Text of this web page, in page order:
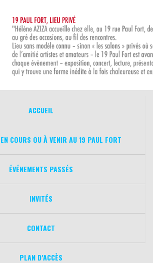
ACCUEIL
COURS OU À VENIR AU 19 PAUL FORT
ÉVÉNEMENTS PASSÉS
INVITÉS
CONTACT
PLAN D’ACCÈS